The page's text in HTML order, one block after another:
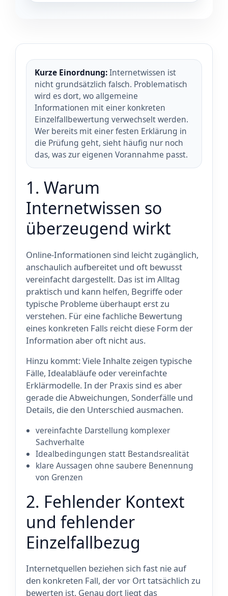
Kurze Einordnung:Internetwissen ist
nicht grundsätzlich falsch. Problematisch
wird es dort, wo allgemeine
Informationen mit einer konkreten
Einzelfallbewertung verwechselt werden.
Wer bereits mit einer festen Erklärung in
die Prüfung geht, sieht häufig nur noch
das, was zur eigenen Vorannahme passt.
1. Warum
Internetwissen so
überzeugend wirkt
Online-Informationen sind leicht zugänglich,
anschaulich aufbereitet und oft bewusst
vereinfacht dargestellt. Das ist im Alltag
praktisch und kann helfen, Begriffe oder
typische Probleme überhaupt erst zu
verstehen. Für eine fachliche Bewertung
eines konkreten Falls reicht diese Form der
Information aber oft nicht aus.
Hinzu kommt: Viele Inhalte zeigen typische
Fälle, Idealabläufe oder vereinfachte
Erklärmodelle. In der Praxis sind es aber
gerade die Abweichungen, Sonderfälle und
Details, die den Unterschied ausmachen.
vereinfachte Darstellung komplexer
Sachverhalte
Idealbedingungen statt Bestandsrealität
klare Aussagen ohne saubere Benennung
von Grenzen
2. Fehlender Kontext
und fehlender
Einzelfallbezug
Internetquellen beziehen sich fast nie auf
den konkreten Fall, der vor Ort tatsächlich zu
bewerten ist. Genau dort liegt das